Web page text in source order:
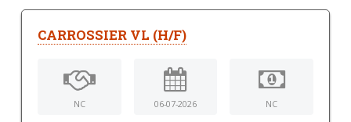
CARROSSIER VL (H/F)
NC 06-07-2026 NC